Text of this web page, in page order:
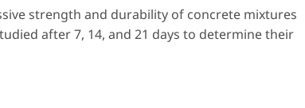
strength and durability of concrete mixtures
after 7, 14, and 21 days to determine their